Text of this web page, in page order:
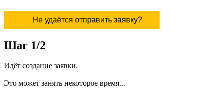
Не удаётся отправить заявку?
Шаг 1/2
Идёт создание заявки.
Это может занять некоторое время...